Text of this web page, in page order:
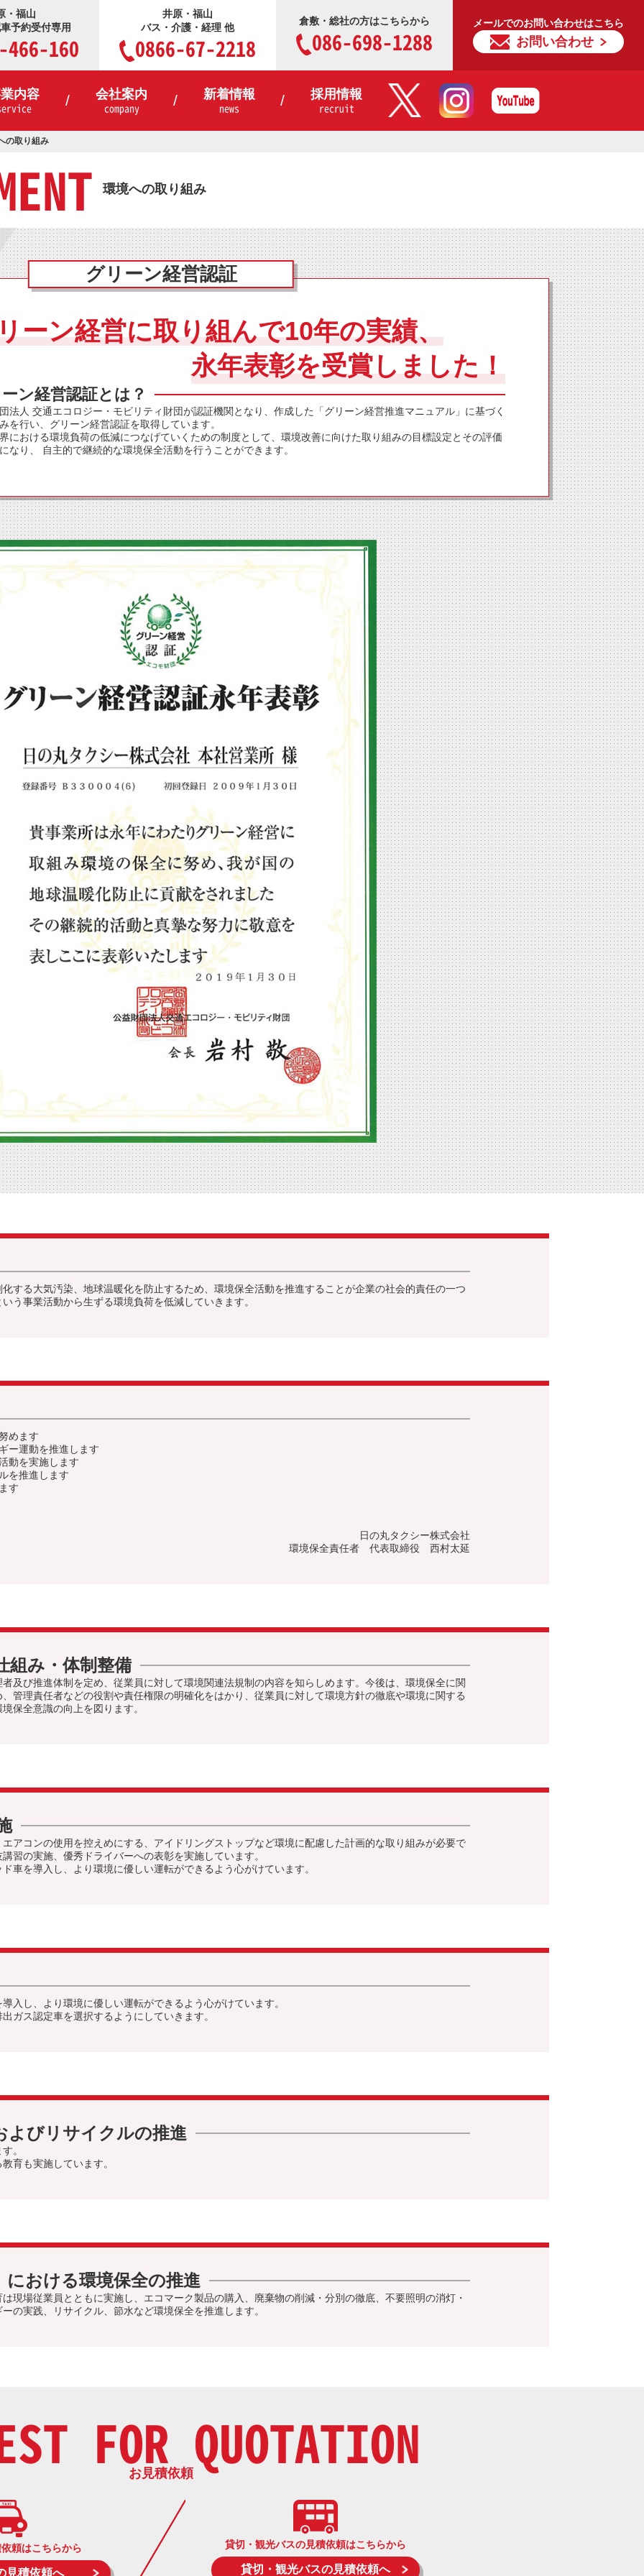
・福山
予約受付専用
466-160
井原・福山
バス・介護・経理 他
0866-67-2218
倉敷・総社の方はこちらから
086-698-1288
メールでのお問い合わせはこちら
お問い合わせ
内容
会社案内
company
新着情報
news
採用情報
recruit
の取り組み
環境への取り組み
グリーン経営認証
ーン経営に取り組んで10年の実績、
永年表彰を受賞しました！
ン経営認証とは？
法人 交通エコロジー・モビリティ財団が認証機関となり、作成した「グリーン経営推進マニュアル」に基づく
を行い、グリーン経営認証を取得しています。
における環境負荷の低減につなげていくための制度として、環境改善に向けた取り組みの目標設定とその評価
なり、 自主的で継続的な環境保全活動を行うことができます。
する大気汚染、地球温暖化を防止するため、環境保全活動を推進することが企業の社会的責任の一つ
う事業活動から生ずる環境負荷を低減していきます。
めます
ー運動を推進します
動を実施します
を推進します
す
日の丸タクシー株式会社
環境保全責任者 代表取締役 西村太延
組み・体制整備
及び推進体制を定め、従業員に対して環境関連法規制の内容を知らしめます。今後は、環境保全に関
管理責任者などの役割や責任権限の明確化をはかり、従業員に対して環境方針の徹底や環境に関する
保全意識の向上を図ります。
アコンの使用を控えめにする、アイドリングストップなど環境に配慮した計画的な取り組みが必要で
習の実施、優秀ドライバーへの表彰を実施しています。
車を導入し、より環境に優しい運転ができるよう心がけています。
入し、より環境に優しい運転ができるよう心がけています。
ガス認定車を選択するようにしていきます。
よびリサイクルの推進
。
育も実施しています。
における環境保全の推進
現場従業員とともに実施し、エコマーク製品の購入、廃棄物の削減・分別の徹底、不要照明の消灯・
の実践、リサイクル、節水など環境保全を推進します。
FOR QUOTATION
お見積依頼
頼はこちらから
見積依頼へ
貸切・観光バスの見積依頼はこちらから
貸切・観光バスの見積依頼へ